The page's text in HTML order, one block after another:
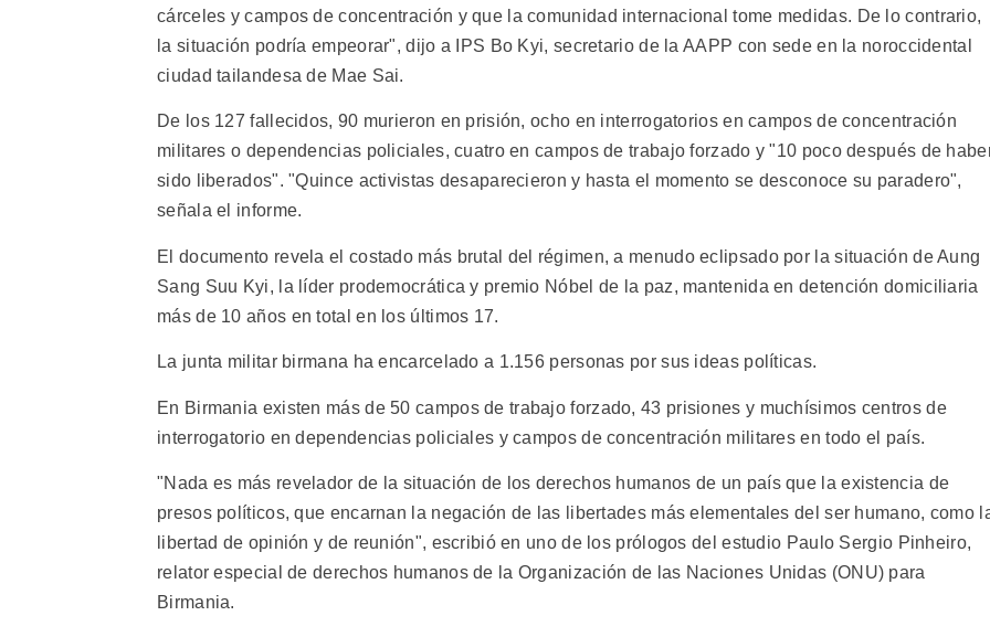
cárceles y campos de concentración y que la comunidad internacional tome medidas. De lo contrario,
la situación podría empeorar", dijo a IPS Bo Kyi, secretario de la AAPP con sede en la noroccidental
ciudad tailandesa de Mae Sai.
De los 127 fallecidos, 90 murieron en prisión, ocho en interrogatorios en campos de concentración
militares o dependencias policiales, cuatro en campos de trabajo forzado y "10 poco después de
sido liberados". "Quince activistas desaparecieron y hasta el momento se desconoce su paradero",
señala el informe.
El documento revela el costado más brutal del régimen, a menudo eclipsado por la situación de Aung
Sang Suu Kyi, la líder prodemocrática y premio Nóbel de la paz, mantenida en detención domiciliaria
más de 10 años en total en los últimos 17.
La junta militar birmana ha encarcelado a 1.156 personas por sus ideas políticas.
En Birmania existen más de 50 campos de trabajo forzado, 43 prisiones y muchísimos centros de
interrogatorio en dependencias policiales y campos de concentración militares en todo el país.
"Nada es más revelador de la situación de los derechos humanos de un país que la existencia de
presos políticos, que encarnan la negación de las libertades más elementales del ser humano, como
libertad de opinión y de reunión", escribió en uno de los prólogos del estudio Paulo Sergio Pinheiro,
relator especial de derechos humanos de la Organización de las Naciones Unidas (ONU) para
Birmania.